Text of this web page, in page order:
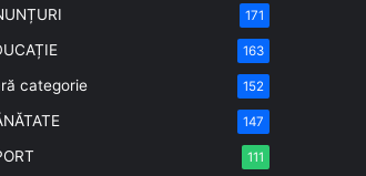
171
163
categorie 152
147
111